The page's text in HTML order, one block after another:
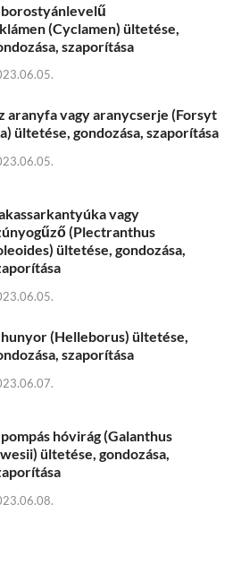
borostyánlevelű
(Cyclamen) ültetése,
szaporítása
aranyfa vagy aranycserje (Forsyt
ültetése, gondozása, szaporítása
vagy
(Plectranthus
ültetése, gondozása,
(Helleborus) ültetése,
szaporítása
hóvirág (Galanthus
ültetése, gondozása,